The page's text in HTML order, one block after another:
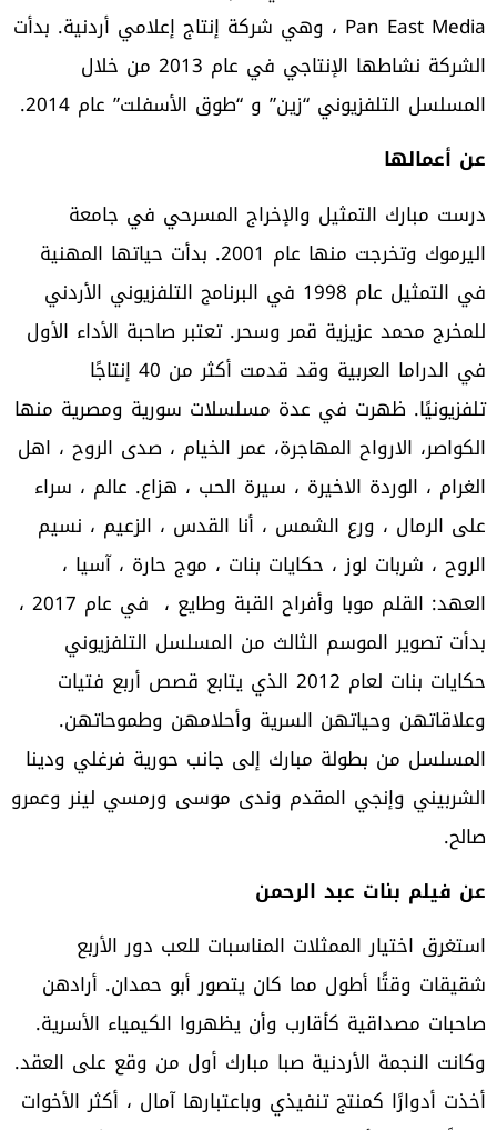
Pan East Media ، وهي شركة إنتاج إعلامي أردنية. بدأت
الشركة نشاطها الإنتاجي في عام 2013 من خلال
المسلسل التلفزيوني “زين” و “طوق الأسفلت” عام 2014.
عن أعمالها
درست مبارك التمثيل والإخراج المسرحي في جامعة
اليرموك وتخرجت منها عام 2001. بدأت حياتها المهنية
في التمثيل عام 1998 في البرنامج التلفزيوني الأردني
للمخرج محمد عزيزية قمر وسحر. تعتبر صاحبة الأداء الأول
في الدراما العربية وقد قدمت أكثر من 40 إنتاجًا
تلفزيونيًا. ظهرت في عدة مسلسلات سورية ومصرية منها
الكواصر، الارواح المهاجرة، عمر الخيام ، صدى الروح ، اهل
الغرام ، الوردة الاخيرة ، سيرة الحب ، هزاع. عالم ، سراء
على الرمال ، ورع الشمس ، أنا القدس ، الزعيم ، نسيم
الروح ، شربات لوز ، حكايات بنات ، موج حارة ، آسيا ،
العهد: القلم موبا وأفراح القبة وطايع ، في عام 2017 ،
بدأت تصوير الموسم الثالث من المسلسل التلفزيوني
حكايات بنات لعام 2012 الذي يتابع قصص أربع فتيات
وعلاقاتهن وحياتهن السرية وأحلامهن وطموحاتهن.
المسلسل من بطولة مبارك إلى جانب حورية فرغلي ودينا
الشربيني وإنجي المقدم وندى موسى ورمسي لينر وعمرو
صالح.
عن فيلم بنات عبد الرحمن
استغرق اختيار الممثلات المناسبات للعب دور الأربع
شقيقات وقتًا أطول مما كان يتصور أبو حمدان. أرادهن
صاحبات مصداقية كأقارب وأن يظهروا الكيمياء الأسرية.
وكانت النجمة الأردنية صبا مبارك أول من وقع على العقد.
أخذت أدوارًا كمنتج تنفيذي وباعتبارها آمال ، أكثر الأخوات